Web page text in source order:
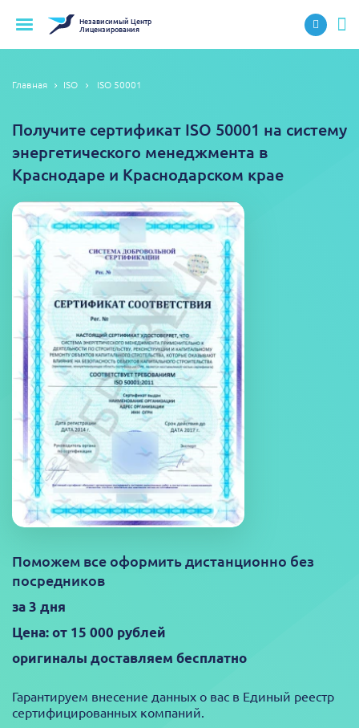
НезависимыйЦентр
Лицензирования
Главная ISO ISO 50001
Получите сертификат ISO 50001 на систему
энергетического менеджмента в
Краснодаре и Краснодарском крае
Поможем все оформить дистанционно без
посредников
за 3 дня
Цена: от 15 000 рублей
оригиналы доставляем бесплатно
Гарантируем внесение данных о вас в Единый реестр
сертифицированных компаний.